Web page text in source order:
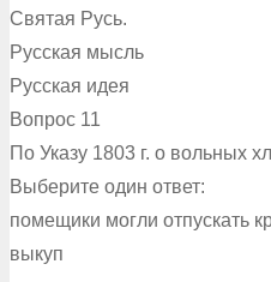
Святая Русь.
Русская мысль
Русская идея
Вопрос 11
По Указу 1803 г. о вольных
Выберите один ответ:
помещики могли отпускать
выкуп